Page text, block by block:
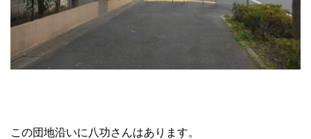
この団地沿いに八功さんはあります。